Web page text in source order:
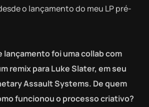
o lançamento do meu LP pré-
lançamento foi uma collab com
remix para Luke Slater, em seu
Assault Systems. De quem
funcionou o processo criativo?